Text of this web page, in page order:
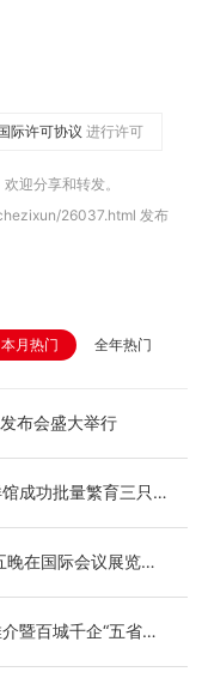
际许可协议 进行许可
迎分享和转发。
26037.html 发布
本月热门 全年热门
布会盛大举行
成功批量繁育三只
在国际会议展览中
暨百城千企“五省